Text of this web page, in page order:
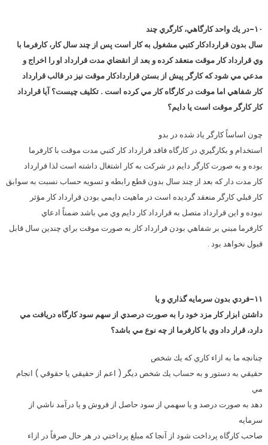
۱۰-در يك واحد كارگاهي، كارگري چند
سال بدون قراردادكار كتبي مشغول به كار است پس از چند سال كار، كارفرما با
وي قرارداد كار موقت منعقد كرده و بعد از انقضاي مدت قرارداد او را اخراج و
مدعي مي شود كه كارگر پيش از بستن قراردادكار موقت نيز در قالب قرارداد
كار شفاهي اما موقت در كارگاه كار مي كرده است . تكليف چيست؟ آيا قرارداد
كار كارگر موقت است يا دايم؟
چون اساساً كارگر ياد شده در بدو
استخدام و بكارگيري در كارگاه فاقد قرارداد كار كتبي مدت موقت با كارفرما
بوده و به صورت كارگر دايم در شركت به كار اشتغال داشته است لذا قرارداد
كار مدت دار كه بعد از چند سال بدون قطع رابطه و تسويه حساب نسبت به سوابق
كار قبلي كارگر منعقد گرديده است در ماهيت دايمي بودن قرارداد كار مؤثر
نبوده و اين قرارداد متصل به قرارداد كار دايم وي مي باشد ضمناً ادعاي
كارفرما مبني بر شفاهي بودن قرارداد كار به صورت موقت براي چندين سال قابل
قبول نخواهد بود .
۱۱-فردي بدون سرمايه گذاري و يا
داشتن ابزار كار مزد خود را به صورت درصدي از سهم سود كارگاه دريافت مي
دارد، قرار داد وي با كارفرما از چه نوع مي باشد؟
چنانچه ما به ازاء كاري كه يك شخص
حقيقي به دستور و به حساب يك شخص ديگر ( اعم از حقيقي يا حقوقي ) انجام
مي
دهد به صورت درصد و يا سهمي از سود حاصل از فروش و يا درآمد ناشي از
سرمايه
صاحب كارگاه پرداخت شود از آنجا كه مبلغ پرداختي در هر حال صرفاً در ازاء